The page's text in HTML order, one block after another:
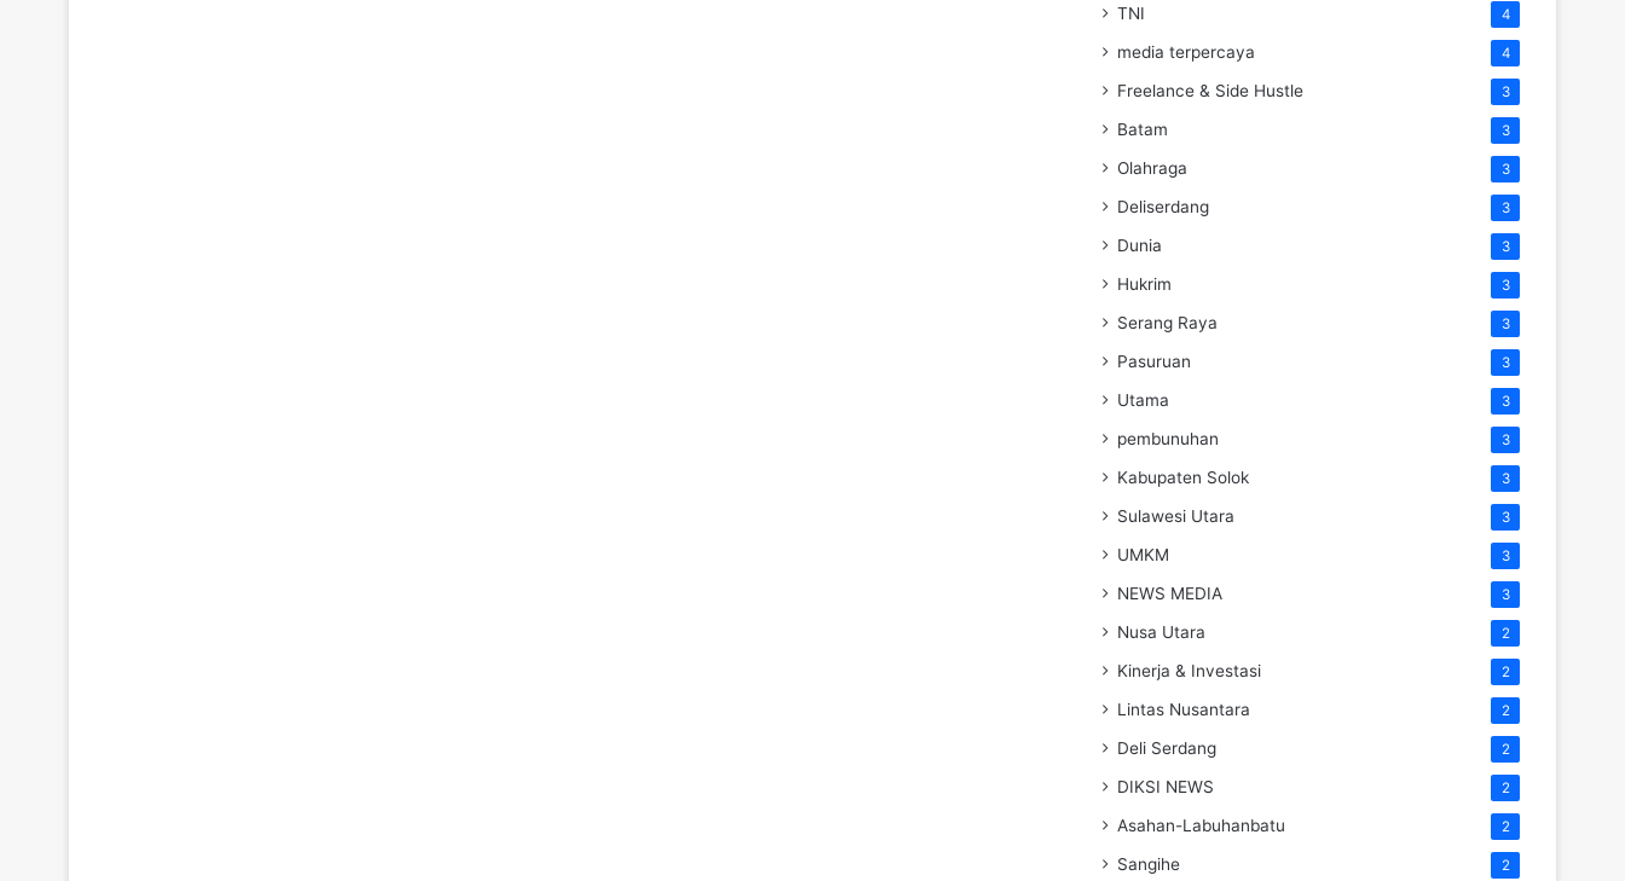
TNI 4
media terpercaya 4
Freelance & Side Hustle 3
Batam 3
Olahraga 3
Deliserdang 3
Dunia 3
Hukrim 3
Serang Raya 3
Pasuruan 3
Utama 3
pembunuhan 3
Kabupaten Solok 3
Sulawesi Utara 3
UMKM 3
NEWS MEDIA 3
Nusa Utara 2
Kinerja & Investasi 2
Lintas Nusantara 2
Deli Serdang 2
DIKSI NEWS 2
Asahan-Labuhanbatu 2
Sangihe 2